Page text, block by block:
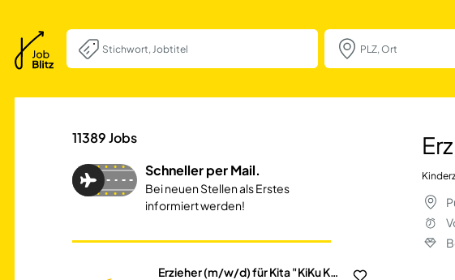
Erzieher (m/w/d) für
11389Jobs
Schneller per Mail.
Bei neuen Stellen als Erstes
informiert werden!
Erzieher (m/w/d) für Kita "KiKu Kinderland Pulheim"